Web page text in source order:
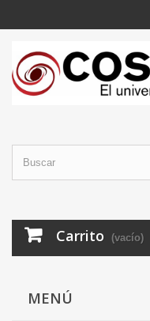
Carrito (vacío)
MENÚ